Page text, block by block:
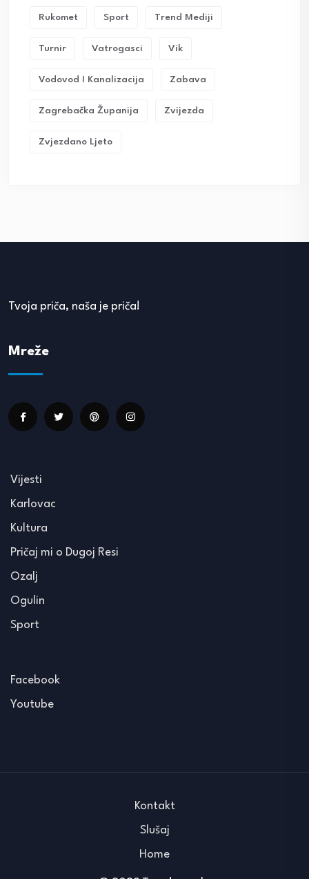
Rukomet Sport Trend Mediji
Turnir Vatrogasci Vik
Vodovod I Kanalizacija Zabava
Zagrebačka Županija Zvijezda
Zvjezdano Ljeto
Tvoja priča, naša je priča!
Mreže
Vijesti
Karlovac
Kultura
Pričaj mi o Dugoj Resi
Ozalj
Ogulin
Sport
Facebook
Youtube
Kontakt
Slušaj
Home